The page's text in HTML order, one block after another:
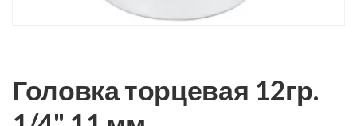
Головка торцевая 12гр.